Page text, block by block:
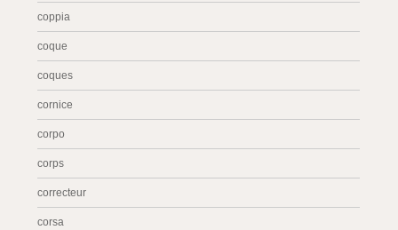
coppia
coque
coques
cornice
corpo
corps
correcteur
corsa